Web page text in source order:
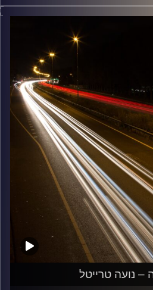
עבודה ארוך ותחזיר אותנו
נועה טרייטל